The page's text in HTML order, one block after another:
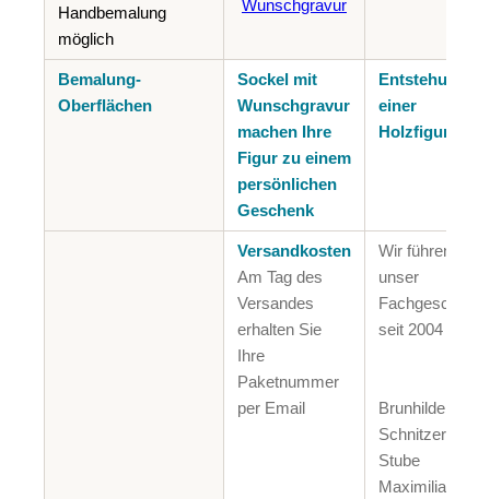
Handbemalung
möglich
Bemalung-
Oberflächen
Sockel mit
Wunschgravur
machen Ihre
Figur zu einem
persönlichen
Geschenk
Entstehung
einer
Holzfigur
Versandkosten
Am Tag des
Versandes
erhalten Sie
Ihre
Paketnummer
per Email
Wir führen
unser
Fachgeschäft
seit 2004
Brunhilde Putz
Schnitzer-
Stube
Maximilianplatz